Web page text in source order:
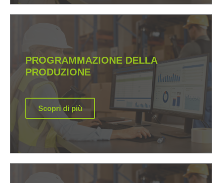
PROGRAMMAZIONE DELLA
PRODUZIONE
Scopri di più